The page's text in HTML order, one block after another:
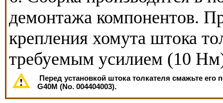
демонтажа компонентов.
крепления хомута штока
требуемым усилием (10
Перед установкой штока толкателя смажьте
G40M (No. 004404003).